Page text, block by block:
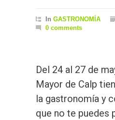
In GASTRONOMÍA
0 comments
Del 24 al 27 de
Mayor de Calp
la gastronomía y
que no te puedes